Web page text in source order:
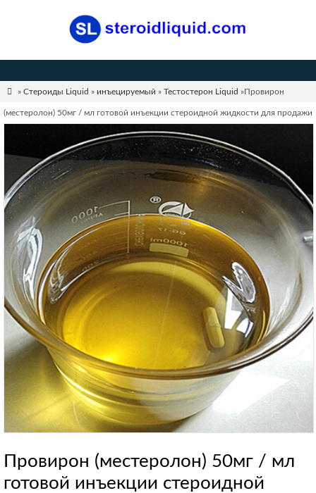
 » Стероиды Liquid » инъецируемый » Тестостерон Liquid »Провирон
(местеролон) 50мг / мл готовой инъекции стероидной жидкости для продажи
Провирон (местеролон) 50мг / мл
готовой инъекции стероидной